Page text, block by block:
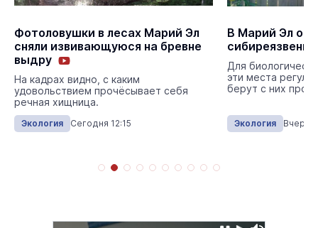
Фотоловушки в лесах Марий Эл
сняли извивающуюся на бревне
выдру
На кадрах видно, с каким
удовольствием прочёсывает себя
речная хищница.
Экология Сегодня 12:15
В Марий Эл
Для
эти места
берут с них
Экология Вчера